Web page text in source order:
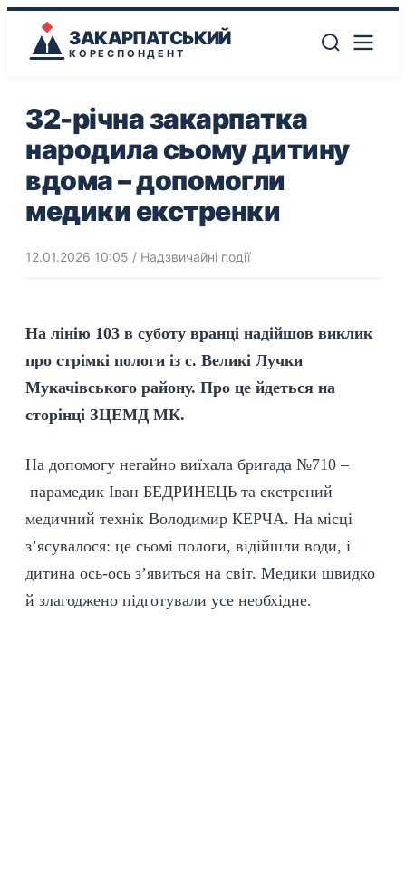
ЗАКАРПАТСЬКИЙ
КОРЕСПОНДЕНТ
32-річна закарпатка
народила сьому дитину
вдома – допомогли
медики екстренки
12.01.2026 10:05 / Надзвичайні події
На лінію 103 в суботу вранці надійшов виклик
про стрімкі пологи із с. Великі Лучки
Мукачівського району. Про це йдеться на
сторінці ЗЦЕМД МК.
На допомогу негайно виїхала бригада №710 –
парамедик Іван БЕДРИНЕЦЬ та екстрений
медичний технік Володимир КЕРЧА. На місці
з’ясувалося: це сьомі пологи, відійшли води, і
дитина ось-ось з’явиться на світ. Медики швидко
й злагоджено підготували усе необхідне.